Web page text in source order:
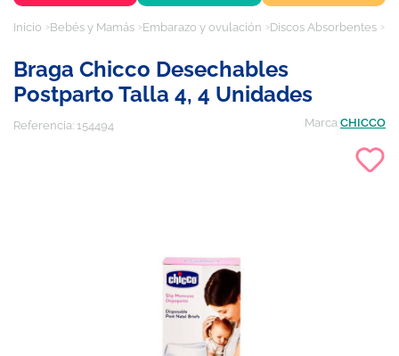
Inicio Bebés y Mamás Embarazo y ovulación Discos Absorbentes
Braga Chicco Desechables
Postparto Talla 4, 4 Unidades
Referencia: 154494 Marca CHICCO